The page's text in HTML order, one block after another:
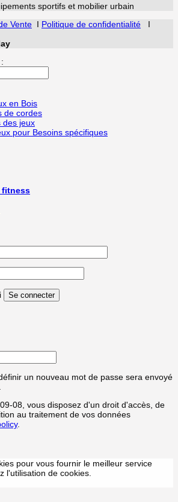
sportifs et mobilier urbain
Vente I Politique de confidentialité I
en Bois
de cordes
des jeux
pour Besoins spécifiques
fitness
Se connecter
un nouveau mot de passe sera envoyé
08, vous disposez d'un droit d'accès, de
au traitement de vos données
.
pour vous fournir le meilleur service
l'utilisation de cookies.